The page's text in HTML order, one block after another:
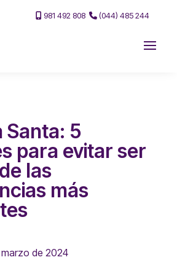
981 492 808 (044) 485 244
Santa: 5
para evitar ser
las
más
marzo de 2024